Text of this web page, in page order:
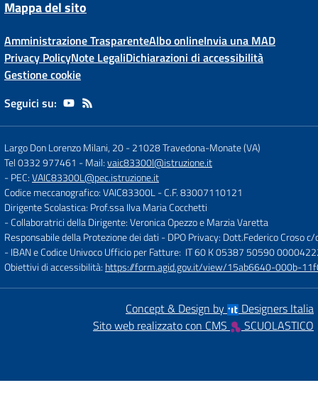
Mappa del sito
Amministrazione TrasparenteAlbo onlineInvia una MAD
Privacy PolicyNote LegaliDichiarazioni di accessibilità
Gestione cookie
Seguici su:
Largo Don Lorenzo Milani, 20-21028 Travedona-Monate (VA)
Tel 0332 977461 - Mail:vaic83300l@istruzione.it
- PEC:VAIC83300L@pec.istruzione.it
Codice meccanografico: VAIC83300L- C.F. 83007110121
Dirigente Scolastica: Prof.ssa Ilva Maria Cocchetti
- Collaboratrici della Dirigente: Veronica Opezzo e Marzia Varetta
Responsabile della Protezione dei dati - DPO Privacy: Dott.Federico Croso
- IBAN e Codice Univoco Ufficio per Fatture: IT 60 K 05387 50590
Obiettivi di accessibilità: https://form.agid.gov.it/view/15ab6640-000b-
Concept & Design by
Designers Italia
Sito web realizzato con CMS
SCUOLASTICO